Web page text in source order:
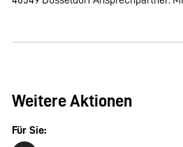
Weitere Aktionen
Für Sie: